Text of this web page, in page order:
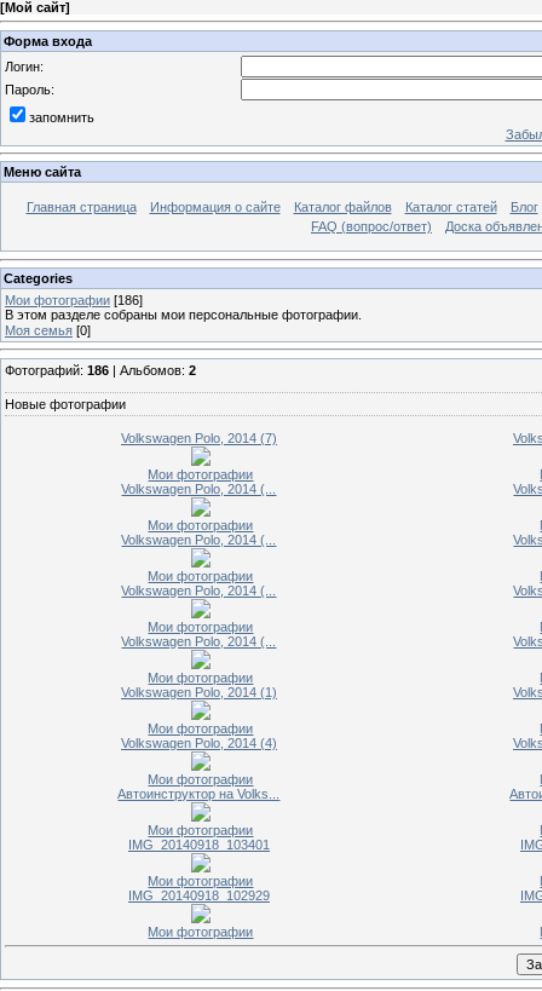
[Мой сайт]
Форма входа
Логин:
Пароль:
запомнить
Меню сайта
Главная страница Информация о сайте Каталог файлов Каталог статей
Блог
FAQ (вопрос/ответ)
Доска
Categories
Мои фотографии [186]
В этом разделе собраны мои персональные фотографии.
Моя семья [0]
Фотографий: 186 | Альбомов: 2
Новые фотографии
Volkswagen Polo, 2014 (7)
Мои фотографии
Volkswagen Polo, 2014 (...
Мои фотографии
Volkswagen Polo, 2014 (...
Мои фотографии
Volkswagen Polo, 2014 (...
Мои фотографии
Volkswagen Polo, 2014 (...
Мои фотографии
Volkswagen Polo, 2014 (1)
Мои фотографии
Volkswagen Polo, 2014 (4)
Мои фотографии
Автоинструктор на Volks...
Мои фотографии
IMG_20140918_103401
Мои фотографии
IMG_20140918_102929
Мои фотографии